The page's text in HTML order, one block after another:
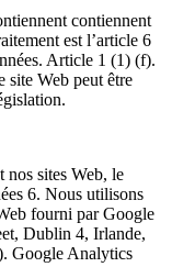
contiennent
est l’article 6
Article 1 (1) (f).
site Web peut être
nos sites Web, le
6. Nous utilisons
fourni par Google
Dublin 4, Irlande,
Google Analytics